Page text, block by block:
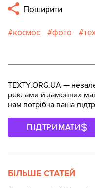
Поширити
космос фото
TEXTY.ORG.UA —
реклами й замовних
нам потрібна ваша
ПІДТРИМАТИ
БІЛЬШЕ СТАТЕЙ